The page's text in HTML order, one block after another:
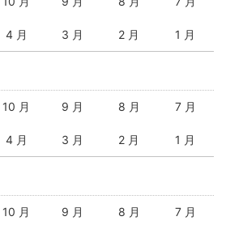
4 月 3 月 2 月 1 月
10 月 9 月 8 月 7 月
4 月 3 月 2 月 1 月
10 月 9 月 8 月 7 月